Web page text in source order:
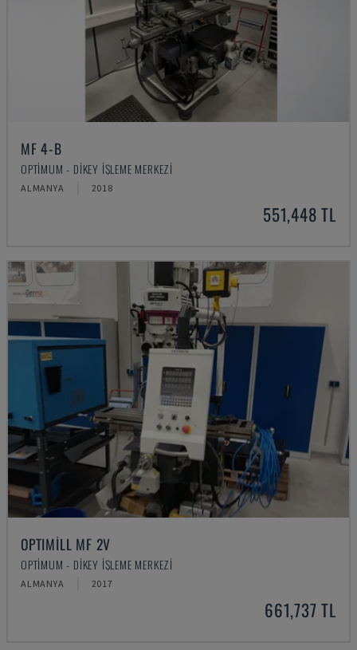
MF 4-B
OPTIMUM - DIKEY İŞLEME MERKEZI
ALMANYA 2018
551,448 TL
OPTIMILL MF 2V
OPTIMUM - DIKEY İŞLEME MERKEZI
ALMANYA 2017
661,737 TL